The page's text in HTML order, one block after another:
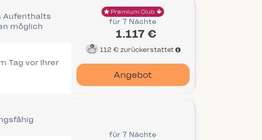
Aufenthalts
möglich
Tag vor Ihrer
Premium Club
für 7 Nächte
1.117 €
112 € zurückerstattet
Angebot
für 7 Nächte